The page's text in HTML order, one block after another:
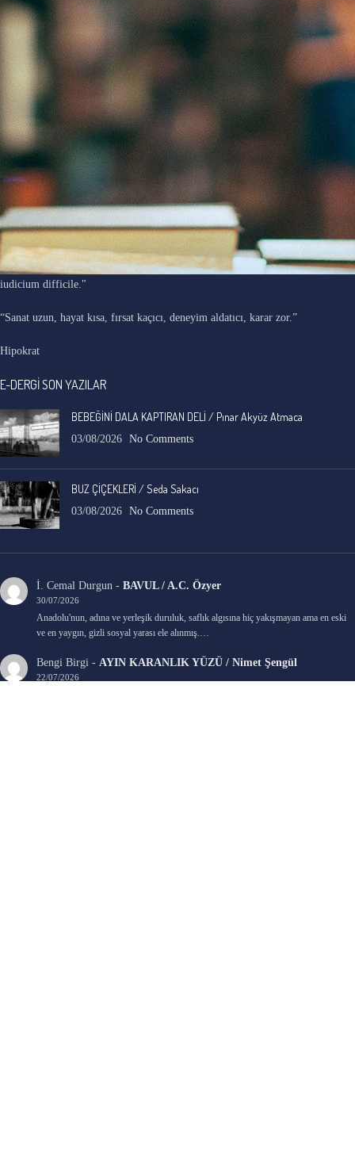
"Ars longa, vita brevis, occasio praeceps, experimentum periculosum,
iudicium difficile."
“Sanat uzun, hayat kısa, fırsat kaçıcı, deneyim aldatıcı, karar zor.”
Hipokrat
E-DERGİ SON YAZILAR
BEBEĞİNİ DALA KAPTIRAN DELİ / Pınar Akyüz Atmaca
03/08/2026 No Comments
BUZ ÇİÇEKLERİ / Seda Sakacı
03/08/2026 No Comments
İ. Cemal Durgun - BAVUL / A.C. Özyer
30/07/2026
Anadolu'nun, adına ve yerleşik duruluk, saflık algısına hiç yakışmayan ama en eski
ve en yaygın, gizli sosyal yarası ele alınmış.…
Bengi Birgi- AYIN KARANLIK YÜZÜ / Nimet Şengül
22/07/2026